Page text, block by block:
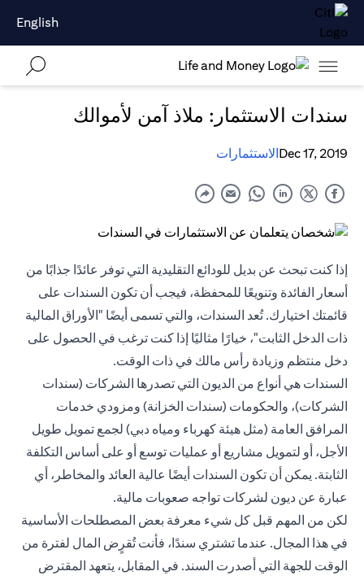
English
سندات الاستثمار: ملاذ آمن لأموالك
Dec 17, 2019الاستثمارات
إذا كنت تبحث عن بديل للودائع التقليدية التي توفر عائدًا جذابًا من
أسعار الفائدة وتنويعًا للمحفظة، فيجب أن تكون السندات على
قائمتك اختيارك. تُعد السندات، والتي تسمى أيضًا "الأوراق المالية
ذات الدخل الثابت"، خيارًا مثاليًا إذا كنت ترغب في الحصول على
دخل منتظم وزيادة رأس مالك في ذات الوقت.
السندات هي أنواع من الديون التي تصدرها الشركات (سندات
الشركات)، والحكومات (سندات الخزانة) ومزودي خدمات
المرافق العامة (مثل هيئة كهرباء ومياه دبي) لجمع تمويل طويل
الأجل، أو لتمويل مشاريع أو عمليات توسع أو على أساس التكلفة
الثابتة. يمكن أن تكون السندات أيضًا عالية العائد والمخاطر، أي
عبارة عن ديون لشركات تواجه صعوبات مالية.
لكن من المهم قبل كل شيء معرفة بعض المصطلحات الأساسية
في هذا المجال. عندما تشتري سندًا، فأنت تُقرٍض المال لفترة من
الوقت للجهة التي أصدرت السند. في المقابل، يتعهد المقترض